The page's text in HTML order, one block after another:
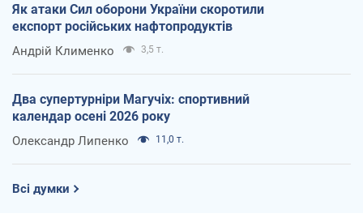
Як атаки Сил оборони України скоротили
експорт російських нафтопродуктів
Андрій Клименко 3,5 т.
Два супертурніри Магучіх: спортивний
календар осені 2026 року
Олександр Липенко 11,0 т.
Всі думки